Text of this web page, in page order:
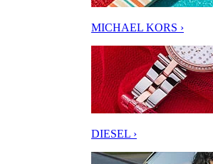
MICHAEL KORS ›
DIESEL ›